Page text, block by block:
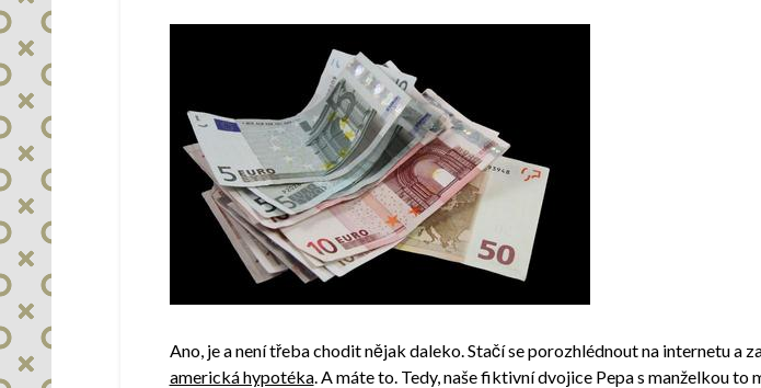
Ano, je a není třeba chodit nějak daleko. Stačí se porozhlédnout na internetu a
americká hypotéka. A máte to. Tedy, naše fiktivní dvojice Pepa s manželkou to